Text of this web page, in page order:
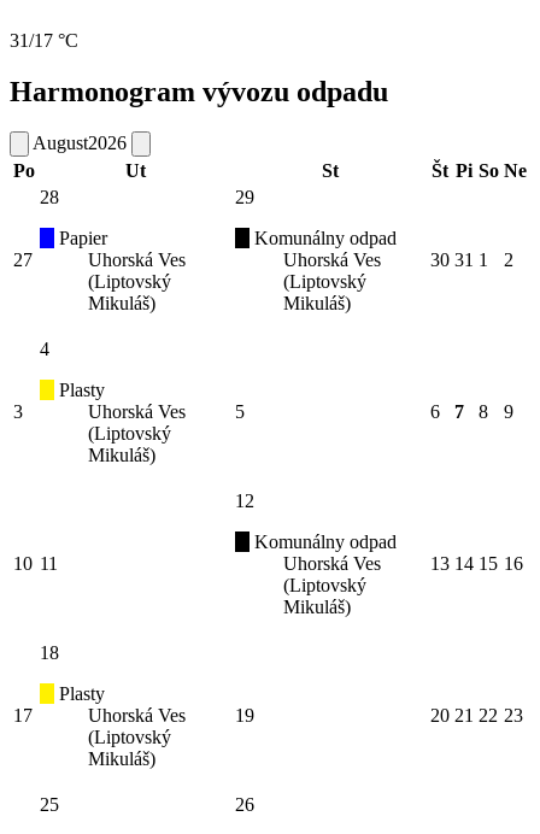
31/17 °C
Harmonogram vývozu odpadu
August2026
Po
Ut St Št Pi So Ne
27
28
Papier
Uhorská Ves
(Liptovský
Mikuláš)
29
Komunálny odpad
Uhorská Ves
(Liptovský
Mikuláš)
30 31 1 2
3
4
Plasty
Uhorská Ves
(Liptovský
Mikuláš)
5 6 7 8 9
10 11
12
Komunálny odpad
Uhorská Ves
(Liptovský
Mikuláš)
13 14 15 16
17
18
Plasty
Uhorská Ves
(Liptovský
Mikuláš)
19 20 21 22 23
25
26